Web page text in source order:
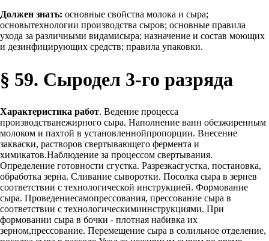
Должен знать: основные свойства молока и сыра;
основытехнологии производства сыров; основные правила
ухода за различными видамисыра; назначение и состав моющих
и дезинфицирующих средств; правила упаковки.
§ 59. Сыродел 3-го разряда
Характеристика работ. Ведение процесса
производстванежирного сыра. Наполнение ванн обезжиренным
молоком и пахтой в установленнойпропорции. Внесение
закваски, растворов свертывающего фермента и
химикатов.Наблюдение за процессом свертывания.
Определение готовности сгустка. Разрезкасгустка, постановка,
обработка зерна. Сливание сыворотки. Посолка сыра в зернев
соответствии с технологической инструкцией. Формование
сыра. Проведениесамопрессования, прессование сыра в
соответствии с технологическимиинструкциями. При
формовании сыра в бочки - плотная набивка их
зерном,прессование. Перемещение сыра в солильное отделение,